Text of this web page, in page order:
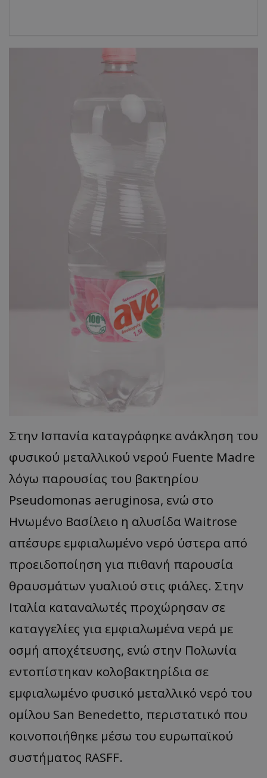
Στην Ισπανία καταγράφηκε ανάκληση του
φυσικού μεταλλικού νερού Fuente Madre
λόγω παρουσίας του βακτηρίου
Pseudomonas aeruginosa, ενώ στο
Ηνωμένο Βασίλειο η αλυσίδα Waitrose
απέσυρε εμφιαλωμένο νερό ύστερα από
προειδοποίηση για πιθανή παρουσία
θραυσμάτων γυαλιού στις φιάλες. Στην
Ιταλία καταναλωτές προχώρησαν σε
καταγγελίες για εμφιαλωμένα νερά με
οσμή αποχέτευσης, ενώ στην Πολωνία
εντοπίστηκαν κολοβακτηρίδια σε
εμφιαλωμένο φυσικό μεταλλικό νερό του
ομίλου San Benedetto, περιστατικό που
κοινοποιήθηκε μέσω του ευρωπαϊκού
συστήματος RASFF.